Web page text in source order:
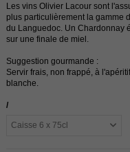
Les vins Olivier Lacour sont
plus particulièrement la gamme
du Languedoc. Un Chardonnay
sur une finale de miel.
Suggestion gourmande :
Servir frais, non frappé, à
blanche.
/